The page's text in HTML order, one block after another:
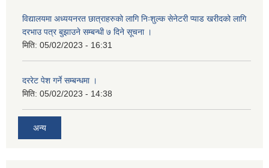
विद्यालयमा अध्ययनरत छात्राहरुको लागि निःशुल्क सेनेटरी प्याड खरीदको लागि
दरभाउ पत्र बुझाउने सम्बन्धी ७ दिने सूचना ।
मिति: 05/02/2023 - 16:31
दररेट पेश गर्ने सम्बन्धमा ।
मिति: 05/02/2023 - 14:38
अन्य